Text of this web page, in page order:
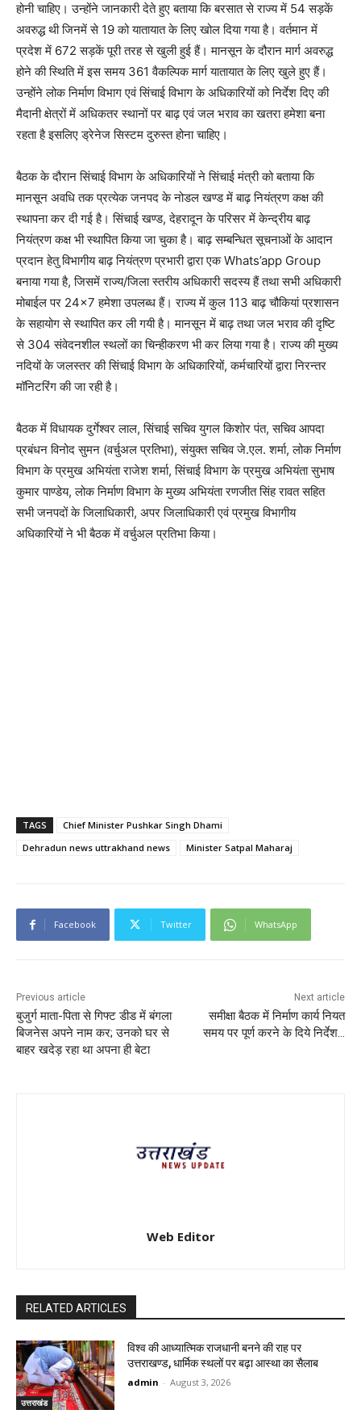
होनी चाहिए। उन्होंने जानकारी देते हुए बताया कि बरसात से राज्य में 54 सड़कें
अवरुद्ध थी जिनमें से 19 को यातायात के लिए खोल दिया गया है। वर्तमान में
प्रदेश में 672 सड़कें पूरी तरह से खुली हुई हैं। मानसून के दौरान मार्ग अवरुद्ध
होने की स्थिति में इस समय 361 वैकल्पिक मार्ग यातायात के लिए खुले हुए हैं।
उन्होंने लोक निर्माण विभाग एवं सिंचाई विभाग के अधिकारियों को निर्देश दिए की
मैदानी क्षेत्रों में अधिकतर स्थानों पर बाढ़ एवं जल भराव का खतरा हमेशा बना
रहता है इसलिए ड्रेनेज सिस्टम दुरुस्त होना चाहिए।
बैठक के दौरान सिंचाई विभाग के अधिकारियों ने सिंचाई मंत्री को बताया कि
मानसून अवधि तक प्रत्येक जनपद के नोडल खण्ड में बाढ़ नियंत्रण कक्ष की
स्थापना कर दी गई है। सिंचाई खण्ड, देहरादून के परिसर में केन्द्रीय बाढ़
नियंत्रण कक्ष भी स्थापित किया जा चुका है। बाढ़ सम्बन्धित सूचनाओं के आदान
प्रदान हेतु विभागीय बाढ़ नियंत्रण प्रभारी द्वारा एक Whats’app Group
बनाया गया है, जिसमें राज्य/जिला स्तरीय अधिकारी सदस्य हैं तथा सभी अधिकारी
मोबाईल पर 24×7 हमेशा उपलब्ध हैं। राज्य में कुल 113 बाढ़ चौकियां प्रशासन
के सहायोग से स्थापित कर ली गयी है। मानसून में बाढ़ तथा जल भराव की दृष्टि
से 304 संवेदनशील स्थलों का चिन्हीकरण भी कर लिया गया है। राज्य की मुख्य
नदियों के जलस्तर की सिंचाई विभाग के अधिकारियों, कर्मचारियों द्वारा निरन्तर
मॉनिटरिंग की जा रही है।
बैठक में विधायक दुर्गेश्वर लाल, सिंचाई सचिव युगल किशोर पंत, सचिव आपदा
प्रबंधन विनोद सुमन (वर्चुअल प्रतिभा), संयुक्त सचिव जे.एल. शर्मा, लोक निर्माण
विभाग के प्रमुख अभियंता राजेश शर्मा, सिंचाई विभाग के प्रमुख अभियंता सुभाष
कुमार पाण्डेय, लोक निर्माण विभाग के मुख्य अभियंता रणजीत सिंह रावत सहित
सभी जनपदों के जिलाधिकारी, अपर जिलाधिकारी एवं प्रमुख विभागीय
अधिकारियों ने भी बैठक में वर्चुअल प्रतिभा किया।
TAGS
Chief Minister Pushkar Singh Dhami
Dehradun news uttrakhand news
Minister Satpal Maharaj
Facebook Twitter WhatsApp
Previous article
बुजुर्ग माता-पिता से गिफ्ट डीड में बंगला
बिजनेस अपने नाम कर; उनको घर से
बाहर खदेड़ रहा था अपना ही बेटा
Next article
समीक्षा बैठक में निर्माण कार्य नियत
समय पर पूर्ण करने के दिये निर्देश…
Web Editor
RELATED ARTICLES
उत्तराखंड
विश्व की आध्यात्मिक राजधानी बनने की राह पर
उत्तराखण्ड, धार्मिक स्थलों पर बढ़ा आस्था का सैलाब
admin - August 3, 2026